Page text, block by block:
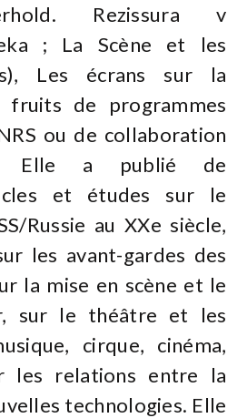
Rezissura v
; La Scène et les
Les écrans sur la
fruits de programmes
ou de collaboration
Elle a publié de
et études sur le
Russie au XXe siècle,
les avant-gardes des
la mise en scène et le
sur le théâtre et les
cirque, cinéma,
les relations entre la
technologies. Elle